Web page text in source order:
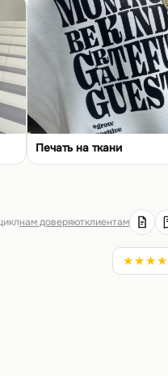
Печать на ткани
нам доверяютклиентам